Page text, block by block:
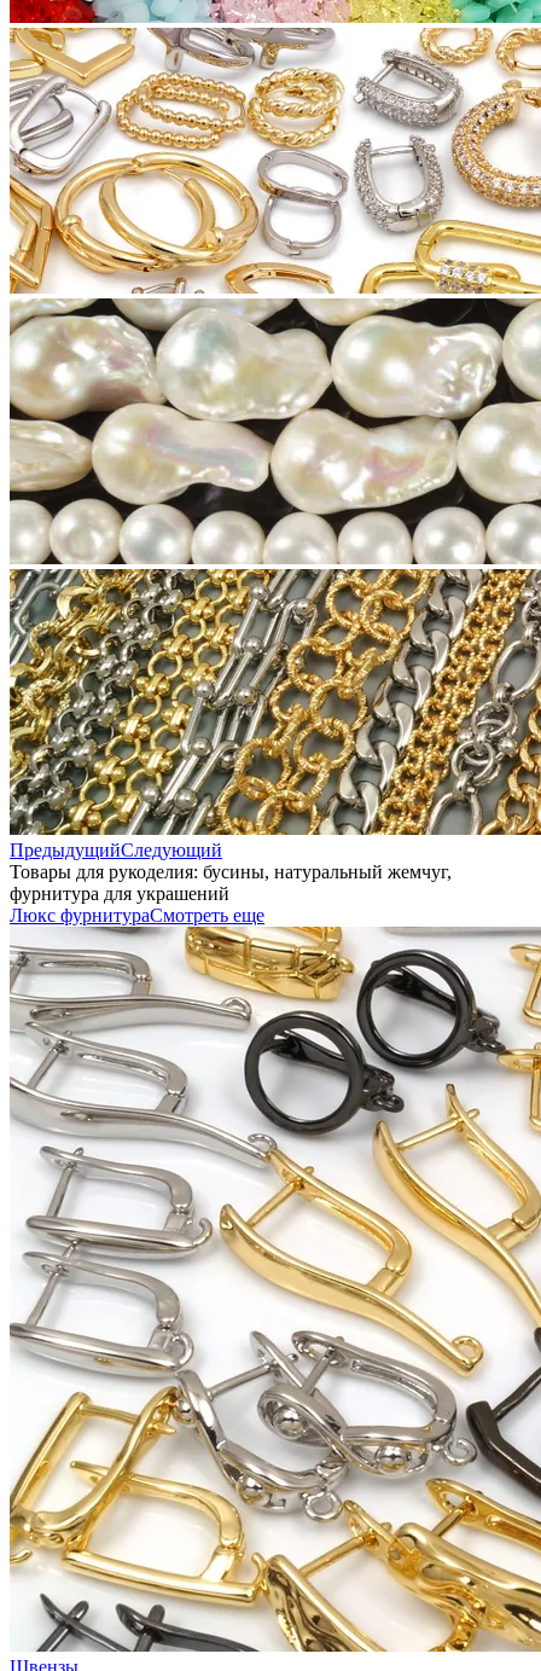
ПредыдущийСледующий
Товары для рукоделия: бусины, натуральный жемчуг,
фурнитура для украшений
Люкс фурнитураСмотреть еще
Швензы